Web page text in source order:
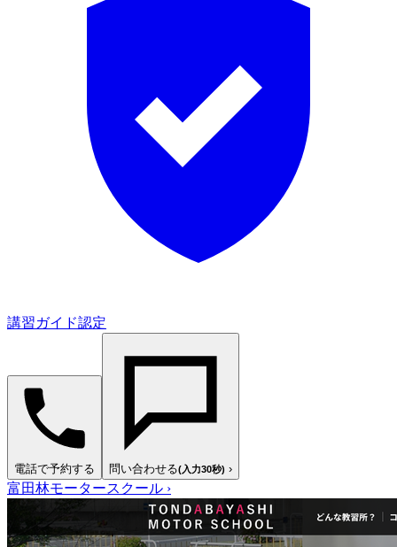
講習ガイド認定
電話で予約する 問い合わせる(入力30秒) ›
富田林モータースクール ›